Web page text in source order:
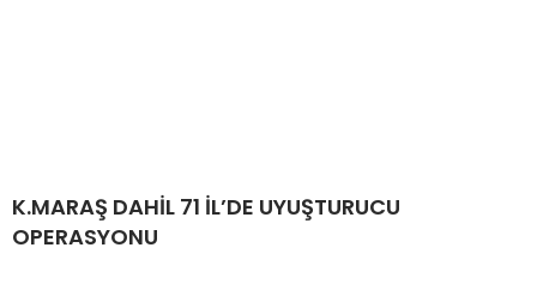
K.MARAŞ DAHİL 71 İL’DE UYUŞTURUCU
OPERASYONU